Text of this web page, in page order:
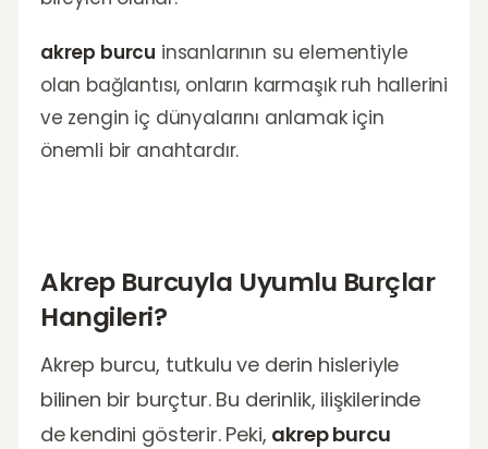
akrep burcu insanlarının su elementiyle
olan bağlantısı, onların karmaşık ruh hallerini
ve zengin iç dünyalarını anlamak için
önemli bir anahtardır.
Akrep Burcuyla Uyumlu Burçlar
Hangileri?
Akrep burcu, tutkulu ve derin hisleriyle
bilinen bir burçtur. Bu derinlik, ilişkilerinde
de kendini gösterir. Peki, akrep burcu